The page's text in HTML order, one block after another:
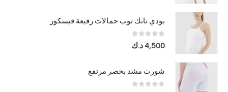
بودي تانك توب حمالات رفيعة فيسكوز
0
out of 5
4,500د.ك
شورت مشد بخصر مرتفع